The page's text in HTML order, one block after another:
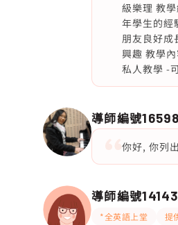
級樂理 教
年學生的經
朋友良好成
興趣 教學
私人教學 -
導師編號
你好, 你列
導師編號
*全英語上堂 提